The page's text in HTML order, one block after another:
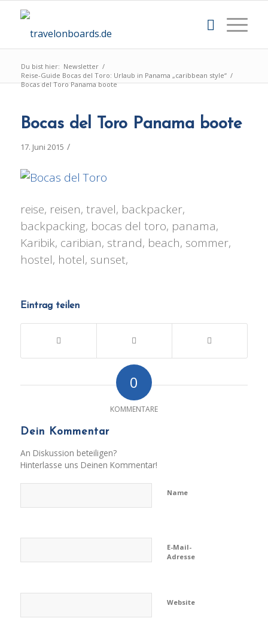
Du bist hier: Newsletter /
Reise-Guide Bocas del Toro: Urlaub in Panama „caribbean style“ /
Bocas del Toro Panama boote
Bocas del Toro Panama boote
17. Juni 2015 /
reise, reisen, travel, backpacker,
backpacking, bocas del toro, panama,
Karibik, caribian, strand, beach, sommer,
hostel, hotel, sunset,
Eintrag teilen
0
KOMMENTARE
Dein Kommentar
An Diskussion beteiligen?
Hinterlasse uns Deinen Kommentar!
Name
E-Mail-
Adresse
Website